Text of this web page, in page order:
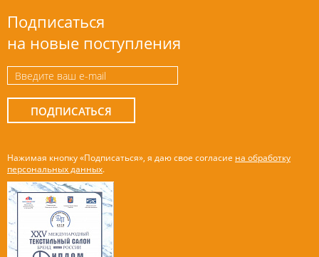
Подписаться
на новые поступления
ПОДПИСАТЬСЯ
Нажимая кнопку «Подписаться», я даю свое согласие на обработку
персональных данных.